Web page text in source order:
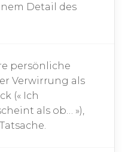
Detail des
persönliche
Verwirrung als
(« Ich
als ob… »),